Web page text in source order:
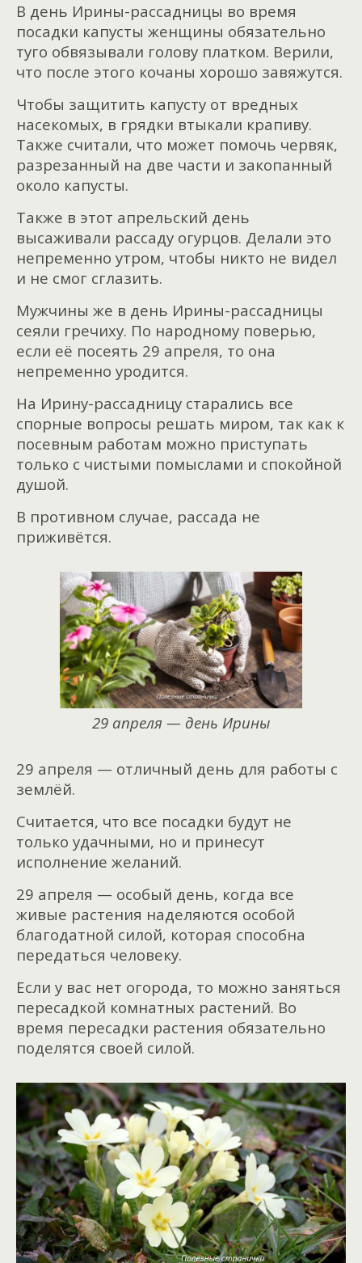
В день Ирины-рассадницы во время
посадки капусты женщины обязательно
туго обвязывали голову платком. Верили,
что после этого кочаны хорошо завяжутся.
Чтобы защитить капусту от вредных
насекомых, в грядки втыкали крапиву.
Также считали, что может помочь червяк,
разрезанный на две части и закопанный
около капусты.
Также в этот апрельский день
высаживали рассаду огурцов. Делали это
непременно утром, чтобы никто не видел
и не смог сглазить.
Мужчины же в день Ирины-рассадницы
сеяли гречиху. По народному поверью,
если её посеять 29 апреля, то она
непременно уродится.
На Ирину-рассадницу старались все
спорные вопросы решать миром, так как к
посевным работам можно приступать
только с чистыми помыслами и спокойной
душой.
В противном случае, рассада не
приживётся.
29 апреля — день Ирины
29 апреля — отличный день для работы с
землёй.
Считается, что все посадки будут не
только удачными, но и принесут
исполнение желаний.
29 апреля — особый день, когда все
живые растения наделяются особой
благодатной силой, которая способна
передаться человеку.
Если у вас нет огорода, то можно заняться
пересадкой комнатных растений. Во
время пересадки растения обязательно
поделятся своей силой.